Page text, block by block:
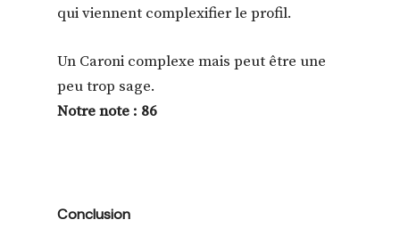
qui viennent complexifier le profil.
Un Caroni complexe mais peut être une
peu trop sage.
Notre note : 86
Conclusion